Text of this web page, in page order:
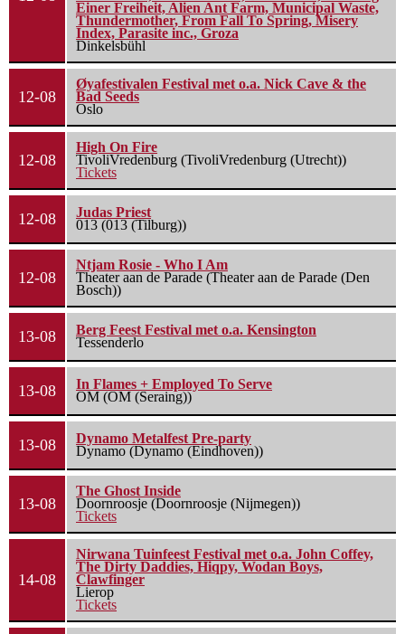
Einer Freiheit, Alien Ant Farm, Municipal Waste,
Thundermother, From Fall To Spring, Misery
Index, Parasite inc., Groza
Dinkelsbühl
12-08
Øyafestivalen Festival met o.a. Nick Cave & the
Bad Seeds
Oslo
12-08
High On Fire
TivoliVredenburg (TivoliVredenburg (Utrecht))
Tickets
12-08
Judas Priest
013 (013 (Tilburg))
12-08
Ntjam Rosie - Who I Am
Theater aan de Parade (Theater aan de Parade (Den
Bosch))
13-08
Berg Feest Festival met o.a. Kensington
Tessenderlo
13-08
In Flames + Employed To Serve
OM (OM (Seraing))
13-08
Dynamo Metalfest Pre-party
Dynamo (Dynamo (Eindhoven))
13-08
The Ghost Inside
Doornroosje (Doornroosje (Nijmegen))
Tickets
14-08
Nirwana Tuinfeest Festival met o.a. John Coffey,
The Dirty Daddies, Hiqpy, Wodan Boys,
Clawfinger
Lierop
Tickets